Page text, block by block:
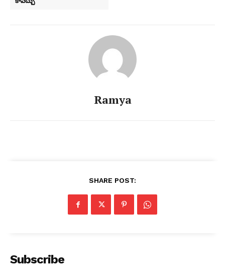
Ramya
SHARE POST:
Subscribe